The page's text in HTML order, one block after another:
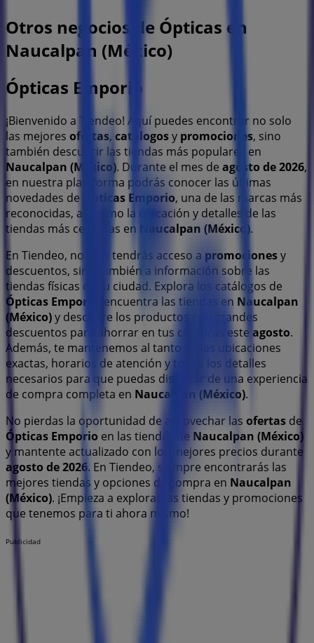
Otros negocios de Ópticas en
Naucalpan (México)
Ópticas Emporio
¡Bienvenido a Tiendeo! Aquí puedes encontrar no solo
las mejores ofertas, catálogosy promociones, sino
también descubrir las tiendas más populares en
Naucalpan (México). Durante el mes de agosto de 2026,
en nuestra plataforma podrás conocer las últimas
novedades de
Ópticas Emporio, una de las marcas más
reconocidas, así como la ubicación y detalles de las
tiendas más cercanas en
Naucalpan (México).
En Tiendeo, no solo tendrás acceso a promocionesy
descuentos, sino también a información sobre las
tiendas físicas de tu ciudad. Explora los catálogos de
Ópticas Emporio
, encuentra las tiendas en Naucalpan
(México)y descubre los productos con grandes
descuentos para ahorrar en tus compras este agosto.
Además, te mantenemos al tanto de las ubicaciones
exactas, horarios de atención y todos los detalles
necesarios para que puedas disfrutar de una experiencia
de compra completa en Naucalpan (México).
No pierdas la oportunidad de aprovechar las ofertas de
Ópticas Emporio en las tiendas de Naucalpan (México)
y mantente actualizado con los mejores precios durante
agosto de 2026. En Tiendeo, siempre encontrarás las
mejores tiendas y opciones de compra en Naucalpan
(México). ¡Empieza a explorar las tiendas y promociones
que tenemos para ti ahora mismo!
Publicidad